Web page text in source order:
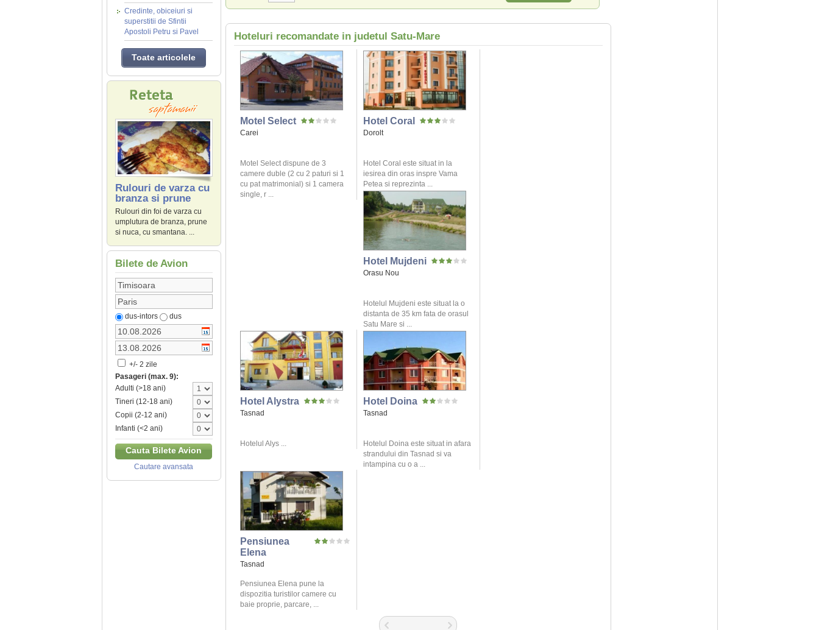
Credinte, obiceiuri si
superstitii de Sfintii
Apostoli Petru si Pavel
Toate articolele
Rulouri de varza cu
branza si prune
Rulouri din foi de varza cu
umplutura de branza, prune
si nuca, cu smantana. ...
Bilete de Avion
dus-intors dus
+/- 2 zile
Pasageri (max. 9):
Adulti (>18 ani)
Tineri (12-18 ani)
Copii (2-12 ani)
Infanti (<2 ani)
Cauta Bilete Avion
Cautare avansata
Hoteluri recomandate in judetul Satu-Mare
Motel Select
Carei
Motel Select dispune de 3
camere duble (2 cu 2 paturi si 1
cu pat matrimonial) si 1 camera
single, r ...
Hotel Coral
Dorolt
Hotel Coral este situat in la
iesirea din oras inspre Vama
Petea si reprezinta ...
Hotel Mujdeni
Orasu Nou
Hotelul Mujdeni este situat la o
distanta de 35 km fata de orasul
Satu Mare si ...
Hotel Alystra
Tasnad
Hotelul Alys ...
Hotel Doina
Tasnad
Hotelul Doina este situat in afara
strandului din Tasnad si va
intampina cu o a ...
Pensiunea
Elena
Tasnad
Pensiunea Elena pune la
dispozitia turistilor camere cu
baie proprie, parcare, ...